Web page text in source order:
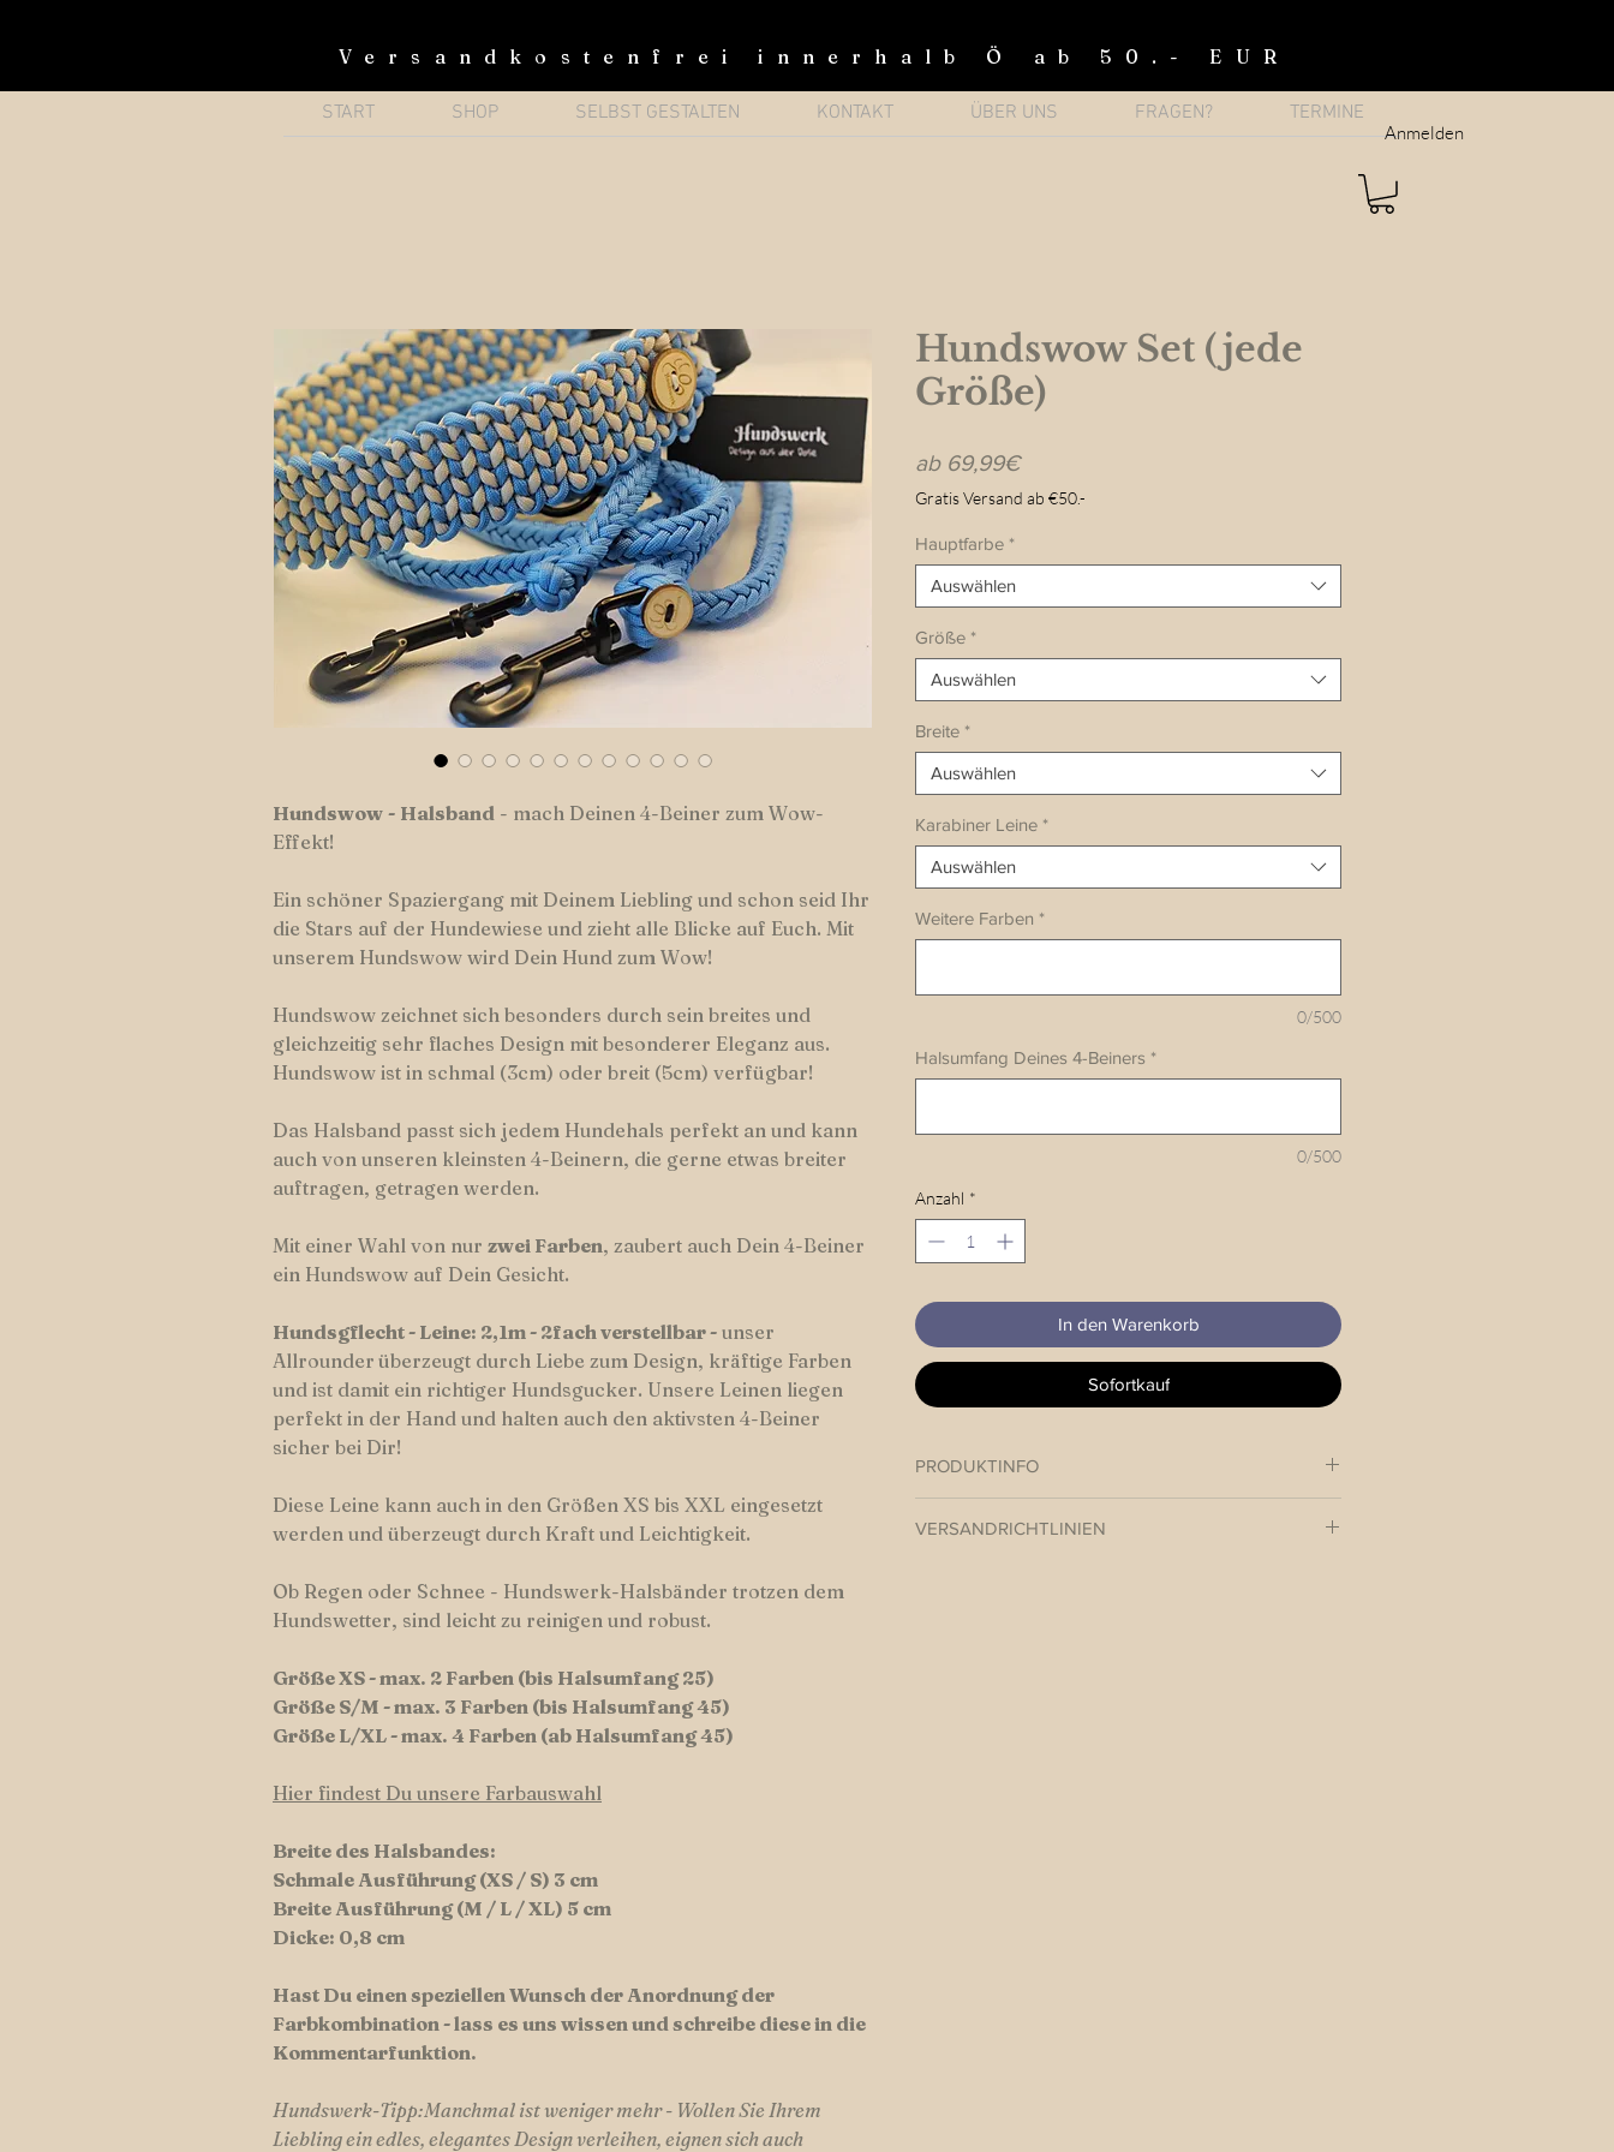
Anmelden
Versandkostenfrei innerhalb Ö ab 50.- EUR
START SHOP SELBST GESTALTEN KONTAKT ÜBER UNS FRAGEN? TERMINE
Hundswow - Halsband - mach Deinen 4-Beiner zum Wow-
Effekt!
Ein schöner Spaziergang mit Deinem Liebling und schon seid Ihr
die Stars auf der Hundewiese und zieht alle Blicke auf Euch. Mit
unserem Hundswow wird Dein Hund zum Wow!
Hundswow zeichnet sich besonders durch sein breites und
gleichzeitig sehr flaches Design mit besonderer Eleganz aus.
Hundswow ist in schmal (3cm) oder breit (5cm) verfügbar!
Das Halsband passt sich jedem Hundehals perfekt an und kann
auch von unseren kleinsten 4-Beinern, die gerne etwas breiter
auftragen, getragen werden.
Mit einer Wahl von nur zwei Farben, zaubert auch Dein 4-Beiner
ein Hundswow auf Dein Gesicht.
Hundsgflecht - Leine: 2,1m - 2fach verstellbar - unser
Allrounder überzeugt durch Liebe zum Design, kräftige Farben
und ist damit ein richtiger Hundsgucker. Unsere Leinen liegen
perfekt in der Hand und halten auch den aktivsten 4-Beiner
sicher bei Dir!
Diese Leine kann auch in den Größen XS bis XXL eingesetzt
werden und überzeugt durch Kraft und Leichtigkeit.
Ob Regen oder Schnee - Hundswerk-Halsbänder trotzen dem
Hundswetter, sind leicht zu reinigen und robust.
Größe XS - max. 2 Farben (bis Halsumfang 25)
Größe S/M - max. 3 Farben (bis Halsumfang 45)
Größe L/XL - max. 4 Farben (ab Halsumfang 45)
Hier findest Du unsere Farbauswahl
Breite des Halsbandes:
Schmale Ausführung (XS / S) 3 cm
Breite Ausführung (M / L / XL) 5 cm
Dicke: 0,8 cm
Hast Du einen speziellen Wunsch der Anordnung der
Farbkombination - lass es uns wissen und schreibe diese in die
Kommentarfunktion.
Hundswerk-Tipp:Manchmal ist weniger mehr - Wollen Sie Ihrem
Liebling ein edles, elegantes Design verleihen, eignen sich auch
Hundswow Set (jede
Größe)
ab 69,99€Sale-
Preis
Gratis Versand ab €50.-
Hauptfarbe *
Auswählen
Größe *
Auswählen
Breite *
Auswählen
Karabiner Leine *
Auswählen
Weitere Farben *
0/500
Halsumfang Deines 4-Beiners *
0/500
Anzahl *
In den Warenkorb
Sofortkauf
PRODUKTINFO
VERSANDRICHTLINIEN